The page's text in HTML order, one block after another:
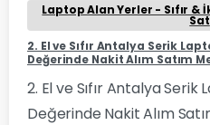
Laptop Alan Yerler - Sıfır &
Sat
2. El ve Sıfır Antalya Serik
Değerinde Nakit Alım Satım
2. El ve Sıfır Antalya
Değerinde Nakit Alım